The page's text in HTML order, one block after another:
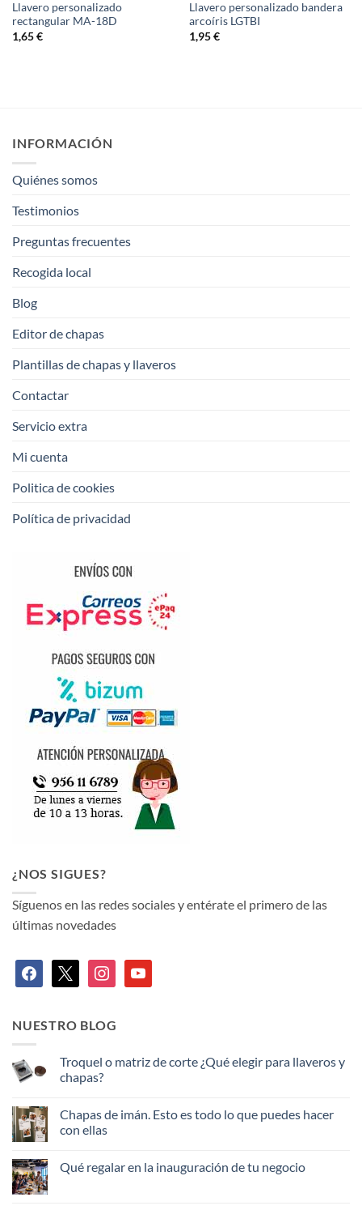
Llavero personalizado
rectangular MA-18D
1,65€
Llavero personalizado bandera
arcoíris LGTBI
1,95€
INFORMACIÓN
Quiénes somos
Testimonios
Preguntas frecuentes
Recogida local
Blog
Editor de chapas
Plantillas de chapas y llaveros
Contactar
Servicio extra
Mi cuenta
Politica de cookies
Política de privacidad
¿NOS SIGUES?
Síguenos en las redes sociales y entérate el primero de las
últimas novedades
facebook instagramyoutube
NUESTRO BLOG
Troquel o matriz de corte ¿Qué elegir para llaveros y
chapas?
comentarios
Troquel
de
corte
Chapas de imán. Esto es todo lo que puedes hacer
con ellas
comentarios
Qué regalar en la inauguración de tu negocio